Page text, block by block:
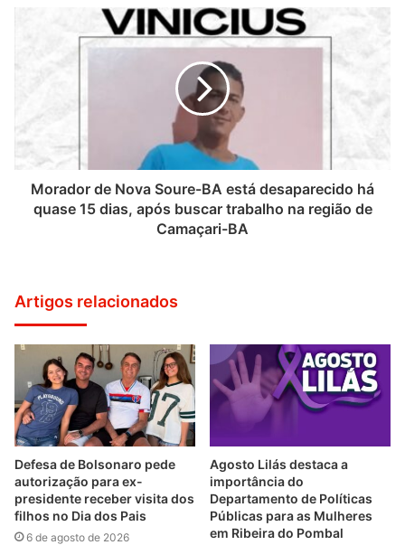
Morador de Nova Soure-BA está desaparecido há
quase 15 dias, após buscar trabalho na região de
Camaçari-BA
Artigos relacionados
Defesa de Bolsonaro pede
autorização para ex-
presidente receber visita dos
filhos no Dia dos Pais
6 de agosto de 2026
Agosto Lilás destaca a
importância do
Departamento de Políticas
Públicas para as Mulheres
em Ribeira do Pombal